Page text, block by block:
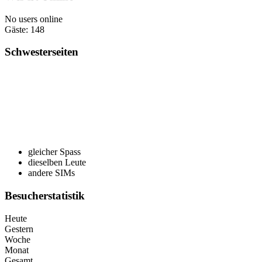
No users online
Gäste: 148
Schwesterseiten
gleicher Spass
dieselben Leute
andere SIMs
Besucherstatistik
Heute
Gestern
Woche
Monat